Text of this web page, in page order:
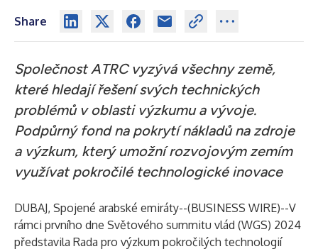
Share
Společnost ATRC vyzývá všechny země,
které hledají řešení svých technických
problémů v oblasti výzkumu a vývoje.
Podpůrný fond na pokrytí nákladů na zdroje
a výzkum, který umožní rozvojovým zemím
využívat pokročilé technologické inovace
DUBAJ, Spojené arabské emiráty--(BUSINESS WIRE)--V
rámci prvního dne Světového summitu vlád (WGS) 2024
představila Rada pro výzkum pokročilých technologií